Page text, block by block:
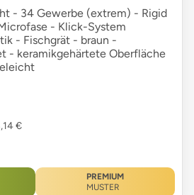
- 34 Gewerbe (extrem) - Rigid
- Klick-System
- Fischgrät - braun -
- keramikgehärtete Oberfläche
€
PREMIUM
MUSTER